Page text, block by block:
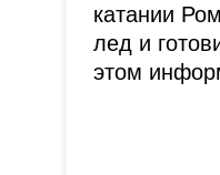
катании
лед и
этом